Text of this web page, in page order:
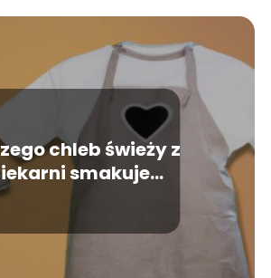
chleb świeży z
smakuje
lepiej?